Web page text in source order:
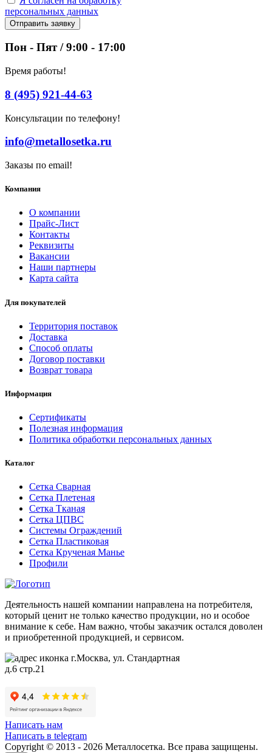
персональных данных
Отправить заявку
Пон - Пят / 9:00 - 17:00
Время работы!
8 (495) 921-44-63
Консультации по телефону!
info@metallosetka.ru
Заказы по email!
Компания
О компании
Прайс-Лист
Контакты
Реквизиты
Вакансии
Наши партнеры
Карта сайта
Для покупателей
Территория поставок
Доставка
Способ оплаты
Договор поставки
Возврат товара
Информация
Сертификаты
Полезная информация
Политика обработки персональных данных
Каталог
Сетка Сварная
Сетка Плетеная
Сетка Тканая
Сетка ЦПВС
Системы Ограждений
Сетка Пластиковая
Сетка Крученая Манье
Профили
Деятельность нашей компании направлена на потребителя,
который ценит не только качество продукции, но и особое
внимание к себе. Нам важно, чтобы заказчик остался доволен
и приобретенной продукцией, и сервисом.
г.Москва, ул. Стандартная
д.6 стр.21
Написать нам
Написать в telegram
Copyright © 2013 - 2026 Металлосетка. Все права защищены.